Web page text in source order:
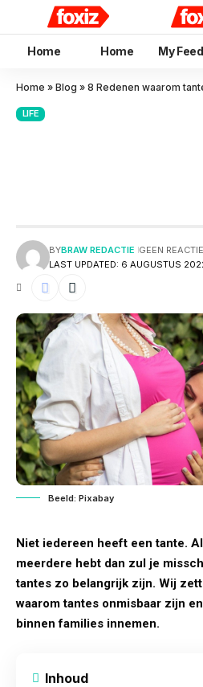
Home Home My Feed
Home » Blog » 8 Redenen waarom tantes
LIFE
LAST UPDATED: 6 AUGUSTUS
BYBRAW REDACTIE GEEN
Beeld: Pixabay
Niet iedereen heeft een tante.
meerdere hebt dan zul je
tantes zo belangrijk zijn. Wij
waarom tantes onmisbaar zijn
binnen families innemen.
Inhoud